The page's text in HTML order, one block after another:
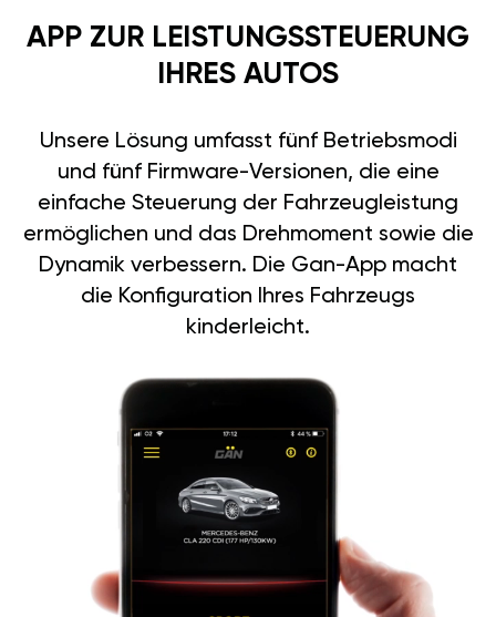
APP ZUR LEISTUNGSSTEUERUNG
IHRES AUTOS
Unsere Lösung umfasst fünf Betriebsmodi
und fünf Firmware-Versionen, die eine
einfache Steuerung der Fahrzeugleistung
ermöglichen und das Drehmoment sowie die
Dynamik verbessern. Die Gan-App macht
die Konfiguration Ihres Fahrzeugs
kinderleicht.